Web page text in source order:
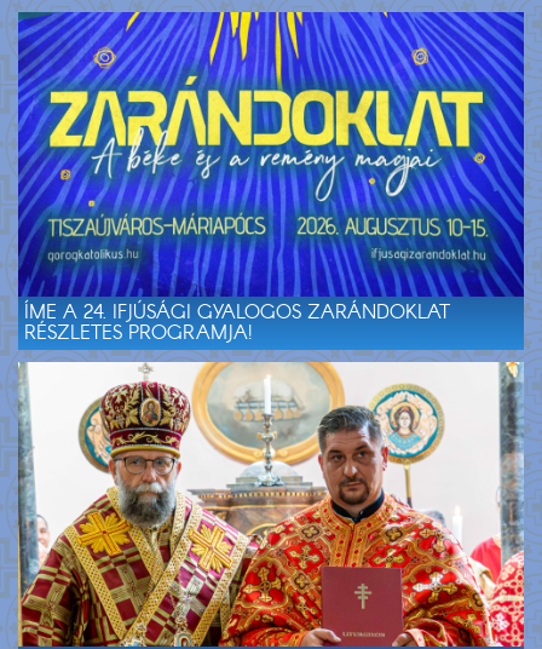
ÍME A 24. IFJÚSÁGI GYALOGOS ZARÁNDOKLAT
RÉSZLETES PROGRAMJA!